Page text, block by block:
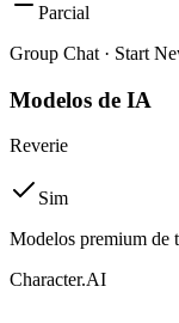
Parcial
Group Chat · Start
Modelos de IA
Reverie
Sim
Modelos premium de
Character.AI